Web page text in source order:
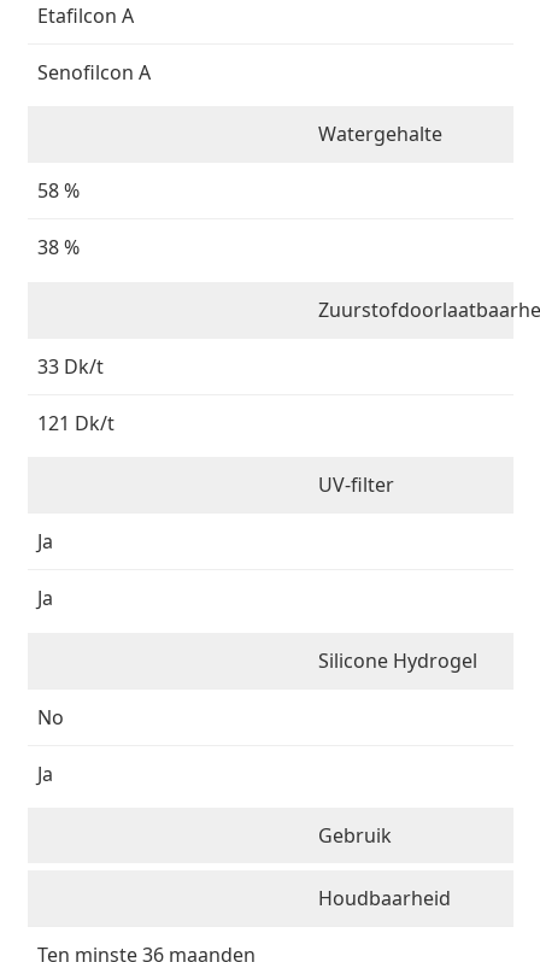
Etafilcon A
Senofilcon A
Watergehalte
58 %
38 %
33 Dk/t
121 Dk/t
UV-filter
Ja
Ja
Silicone Hydrogel
No
Ja
Gebruik
Houdbaarheid
Ten minste 36 maanden